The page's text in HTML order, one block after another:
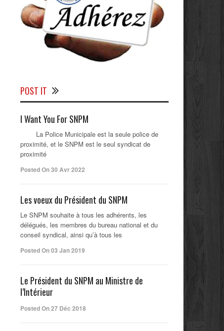
POST IT
I Want You For SNPM
La Police Municipale est la seule police de
proximité, et le SNPM est le seul syndicat de
proximité
Posted On 30 Avr 2022
Les voeux du Président du SNPM
Le SNPM souhaite à tous les adhérents, les
délégués, les membres du bureau national et du
conseil syndical, ainsi qu’à tous les
Posted On 03 Jan 2019
Le Président du SNPM au Ministre de
l’Intérieur
Posted On 27 Déc 2018